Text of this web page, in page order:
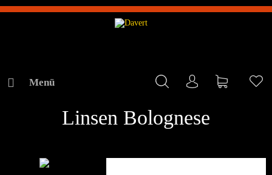
Menü Mein KontoWarenkorb
REZEPTELinsen Bolognese